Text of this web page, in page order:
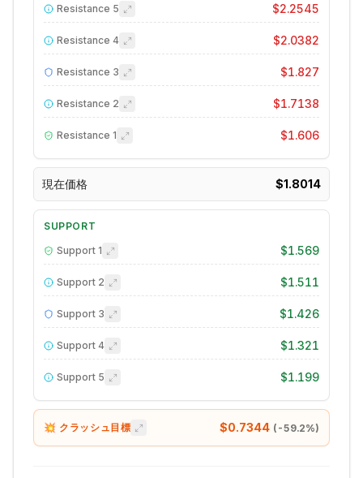
Resistance 5 $2.2545
Resistance 4 $2.0382
Resistance 3 $1.827
Resistance 2 $1.7138
Resistance 1 $1.606
現在価格 $1.8014
SUPPORT
Support 1 $1.569
Support 2 $1.511
Support 3 $1.426
Support 4 $1.321
Support 5 $1.199
💥 クラッシュ目標 $0.7344 ( -59.2%)